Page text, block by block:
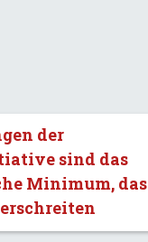
der
sind das
Minimum, das